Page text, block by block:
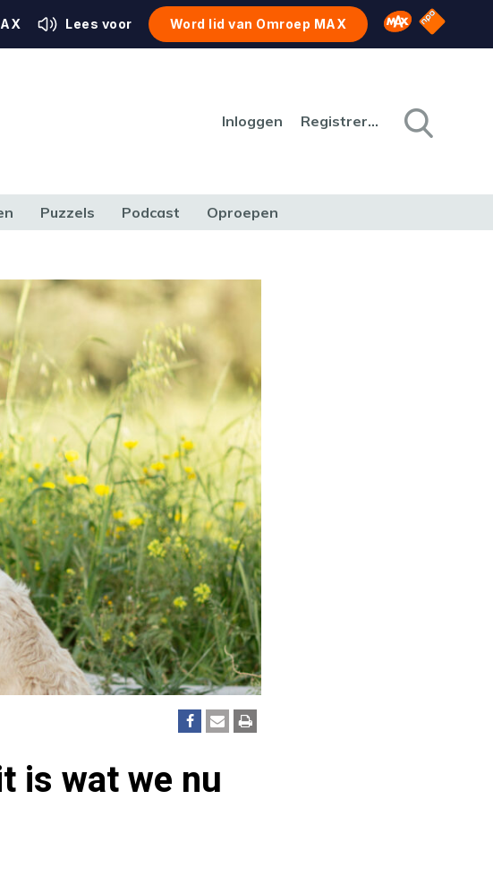
Lees voor Word lid van Omroep MAX Omroep MAX
NPO
Inloggen Registreren
Puzzels Podcast Oproepen
is wat we nu